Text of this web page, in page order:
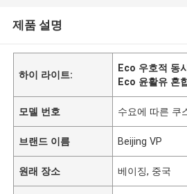
제품 설명
하이 라이트:
Eco 우호적 동
Eco 윤활유 혼
모델 번호 수요에 따른 쿠
브랜드 이름 Beijing VP
원래 장소 베이징, 중국